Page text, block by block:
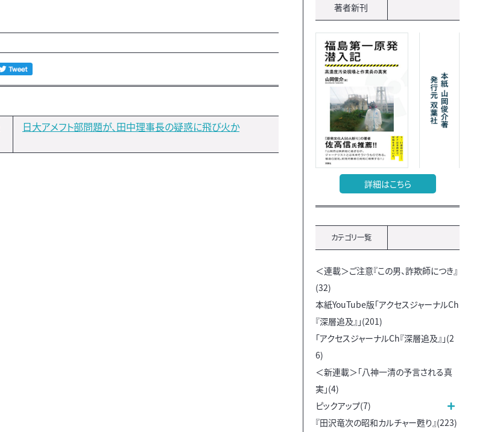
日大アメフト部問題が、田中理事長の疑惑に飛び火か
著者新刊
詳細はこちら
カテゴリ一覧
＜連載＞ご注意『この男、詐欺師につき』
(32)
本紙YouTube版「アクセスジャーナルCh
『深層追及』」(201)
「アクセスジャーナルCh『深層追及』」(2
6)
＜新連載＞「八神一清の予言される真
実」(4)
ピックアップ(7)
『田沢竜次の昭和カルチャー甦り』(223)